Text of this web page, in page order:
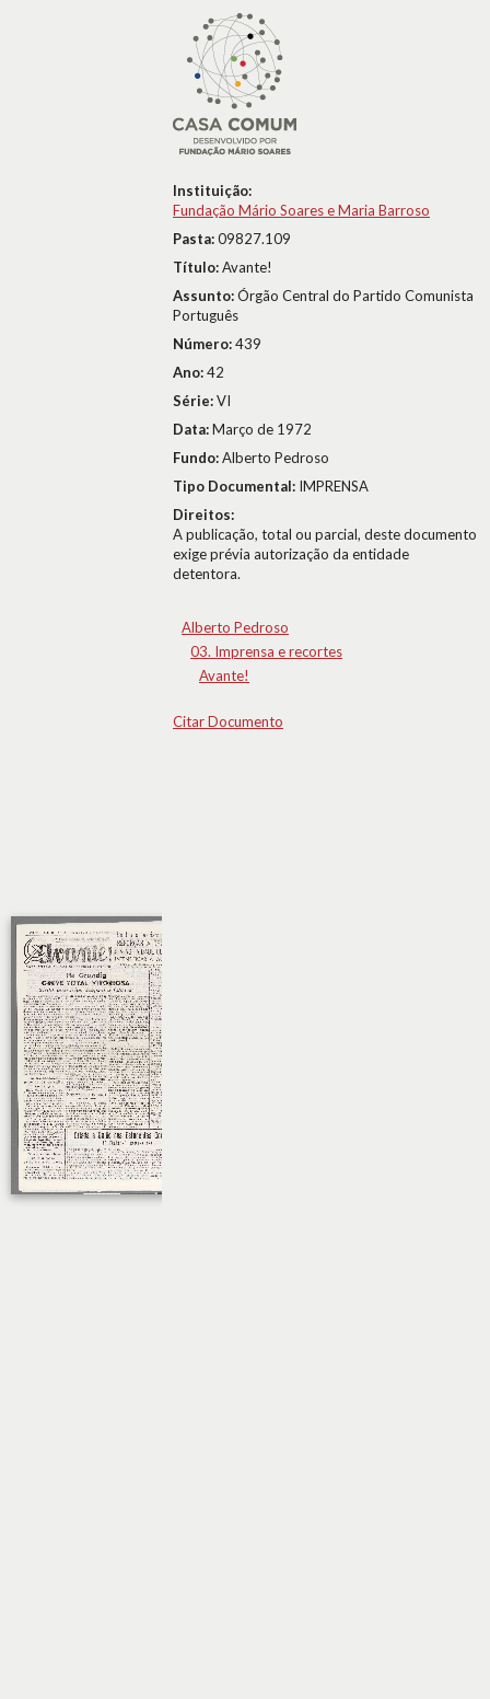
Instituição:
Fundação Mário Soares e Maria Barroso
Pasta:09827.109
Título:Avante!
Assunto:Órgão Central do Partido Comunista
Português
Número:439
Ano:42
Série:VI
Data:Março de 1972
Fundo:Alberto Pedroso
Tipo Documental: IMPRENSA
Direitos:
A publicação, total ou parcial, deste documento
exige prévia autorização da entidade
detentora.
Alberto Pedroso
03. Imprensa e recortes
Avante!
Citar Documento